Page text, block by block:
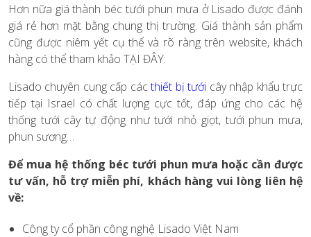
Hơn nữa giá thành béc tưới phun mưa ở Lisado được đánh
giá rẻ hơn mặt bằng chung thị trường. Giá thành sản phẩm
cũng được niêm yết cụ thể và rõ ràng trên website, khách
hàng có thể tham khảo TẠI ĐÂY.
Lisado chuyên cung cấp cácthiết bị tưới cây nhập khẩu trực
tiếp tại Israel có chất lượng cực tốt, đáp ứng cho các hệ
thống tưới cây tự động như tưới nhỏ giọt, tưới phun mưa,
phun sương…
Để mua hệ thống béc tưới phun mưa hoặc cần được
tư vấn, hỗ trợ miễn phí, khách hàng vui lòng liên hệ
về:
Công ty cổ phần công nghệ Lisado Việt Nam